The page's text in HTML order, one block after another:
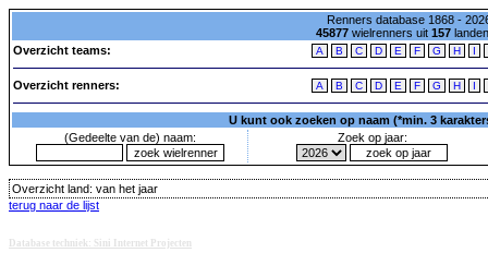
Renners database 1868 -
45877wielrenners uit 157
Overzicht teams:
A B C D E F G H I
Overzicht renners: A B C D E F G H I
U kunt ook zoeken op naam (*min. 3
(Gedeelte van de) naam:
Zoek op jaar:
Overzicht land: van het jaar
terug naar de lijst
Database techniek: Sini Internet Projecten